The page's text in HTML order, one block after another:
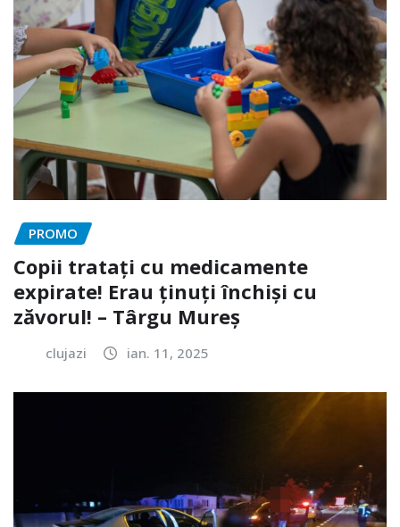
PROMO
Copii tratați cu medicamente
expirate! Erau ținuți închiși cu
zăvorul! – Târgu Mureș
clujazi ian. 11, 2025